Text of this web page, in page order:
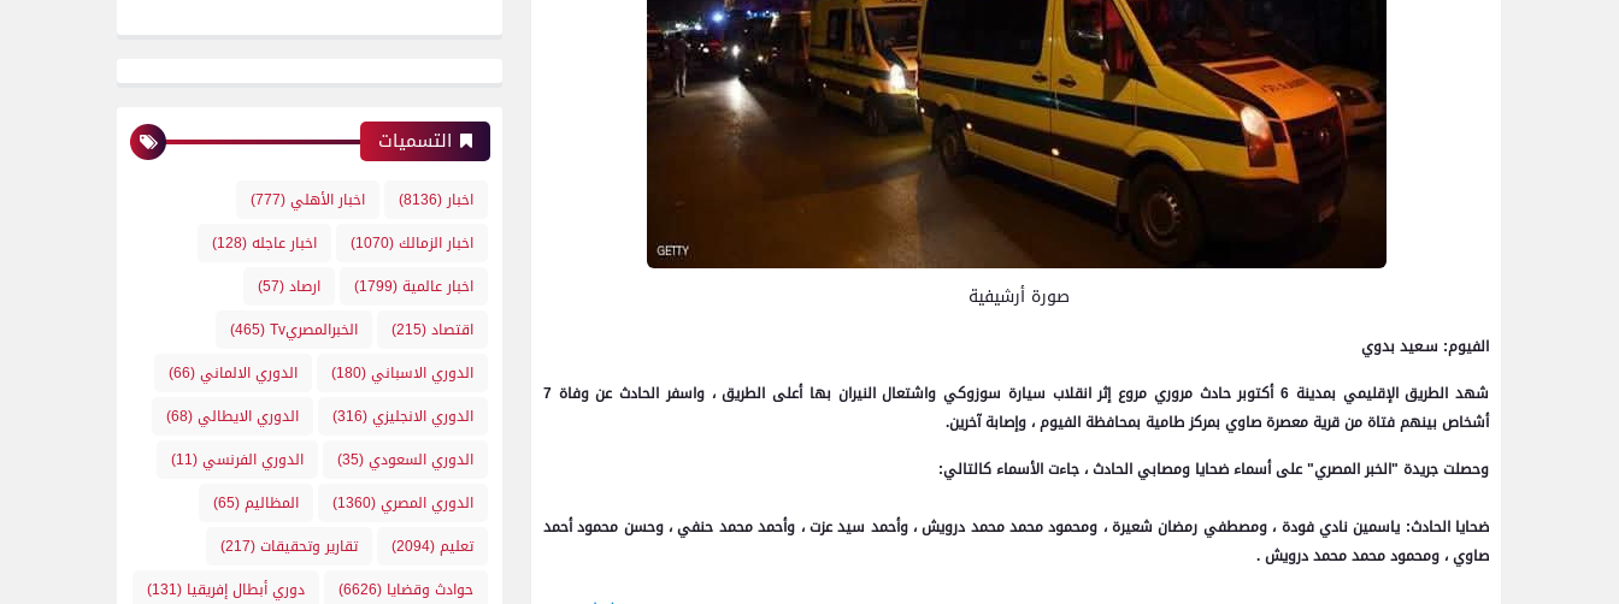
صورة أرشيفية
الفيوم: سـعيد بدوي
شهد الطريق الإقليمي بمدينة 6 أكتوبر حادث مروري مروع إثر انقلاب سيارة سوزوكي واشتعال النيران بها أعلى الطريق ، واسفر الحادث عن وفاة 7
أشخاص بينهم فتاة من قرية معصرة صاوي بمركز طامية بمحافظة الفيوم ، وإصابة آخرين.
وحصلت جريدة "الخبر المصري" على أسماء ضحايا ومصابي الحادث ، جاءت الأسماء كالتالي:
ضحايا الحادث: ياسمين نادي فودة ، ومصطفي رمضان شعيرة ، ومحمود محمد محمد درويش ، وأحمد سيد عزت ، وأحمد محمد حنفي ، وحسن محمود أحمد
صاوي ، ومحمود محمد محمد درويش .
التسميات
اخبار (8136) اخبار الأهلي(777)
اخبار الزمالك(1070) اخبار عاجله(128)
اخبار عالمية(1799) ارصاد(57)
اقتصاد(215) الخبرالمصريTv
(465)
الدوري الاسباني(180) الدوري الالماني(66)
الدوري الانجليزي(316) الدوري الايطالي(68)
الدوري السعودي(35) الدوري الفرنسي(11)
الدوري المصري(1360) المظاليم(65)
تعليم(2094) تقارير وتحقيقات(217)
حوادث وقضايا (6626) دوري أبطال إفريقيا (131)